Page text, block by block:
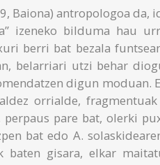
Baiona) antropologoa da,
izeneko bilduma hau
berri bat bezala
belarriari utzi behar
digun moduan.
orrialde,
pare bat, olerki
bat edo A.
baten gisara, elkar